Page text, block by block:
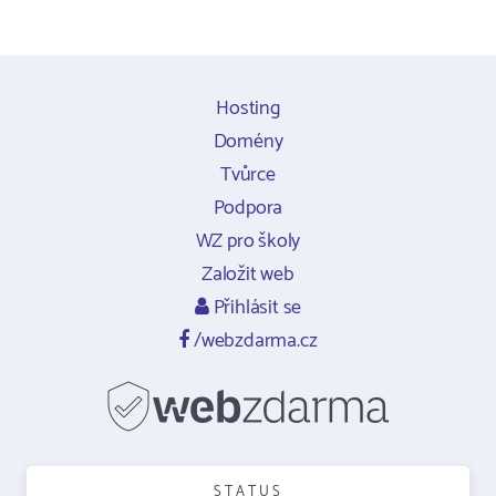
Hosting
Domény
Tvůrce
Podpora
WZ pro školy
Založit web
Přihlásit se
/webzdarma.cz